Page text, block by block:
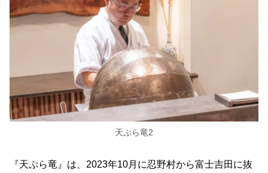
天ぷら竜2
『天ぷら竜』は、2023年10月に忍野村から富士吉田に抜